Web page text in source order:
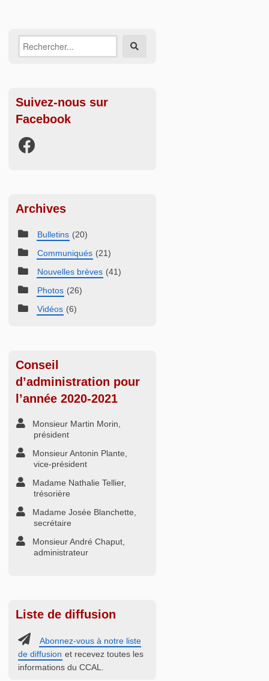
Recherche
sur:
Suivez-nous sur
Facebook
Archives
Bulletins (20)
Communiqués (21)
Nouvelles brèves (41)
Photos (26)
Vidéos (6)
Conseil
d’administration pour
l’année 2020-2021
Monsieur Martin Morin,
président
Monsieur Antonin Plante,
vice-président
Madame Nathalie Tellier,
trésorière
Madame Josée Blanchette,
secrétaire
Monsieur André Chaput,
administrateur
Liste de diffusion
Abonnez-vous à notre liste
de diffusion et recevez toutes les
informations du CCAL.